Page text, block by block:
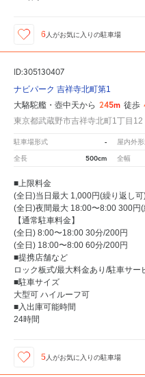
6 人がお気に入りの駐車場
ID:305130407
ナビパーク 吉祥寺北町第1
大駱駝艦・壺中天から 245m 徒歩
東京都武蔵野市吉祥寺北町1丁目12
駐車場形式 - 屋内外
全長 500cm 全幅
■上限料金
(全日)当日最大 1,000円(繰り返し可
(全日)夜間最大 18:00〜8:00 300円
【通常駐車料金】
(全日) 8:00〜18:00 30分/200円
(全日) 18:00〜8:00 60分/200円
■提携店舗など
ロック板式/最大料金あり/駐車サー
■駐車サイズ
大型可 ハイルーフ可
■入出庫可能時間
24時間
5 人がお気に入りの駐車場